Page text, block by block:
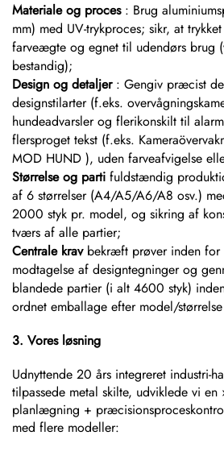
Materiale og proces : Brug
mm) med UV-trykproces; sikr, at
farveægte og egnet til udendørs brug
bestandig);
Design og detaljer : Gengiv præcist
designstilarter (f.eks.
hundeadvarsler og flerikonskilt til
flersproget tekst (f.eks.
MOD HUND ), uden farveafvigelse
Størrelse og parti fuldstændig
af 6 størrelser (A4/A5/A6/A8 osv.)
2000 styk pr. model, og sikring af
tværs af alle partier;
Centrale krav bekræft prøver inden
modtagelse af designtegninger og
blandede partier (i alt 4600 styk)
ordnet emballage efter model/
3. Vores løsning
Udnyttende 20 års integreret industri-
tilpassede metal skilte, udviklede vi
planlægning +
med flere modeller: